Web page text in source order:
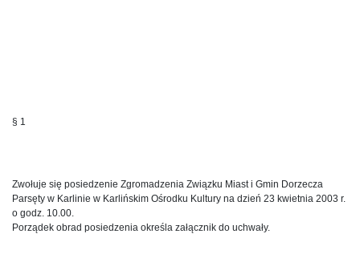
§ 1
Zwołuje się posiedzenie Zgromadzenia Związku Miast i Gmin Dorzecza
Parsęty w Karlinie w Karlińskim Ośrodku Kultury na dzień 23 kwietnia 2003 r.
o godz. 10.00.
Porządek obrad posiedzenia określa załącznik do uchwały.